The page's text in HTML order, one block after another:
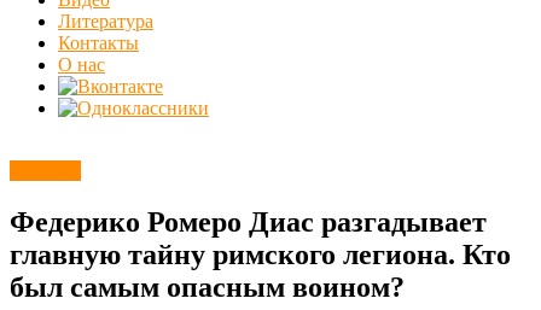
Литература
Контакты
О нас
Федерико Ромеро Диас разгадывает
главную тайну римского легиона. Кто
был самым опасным воином?